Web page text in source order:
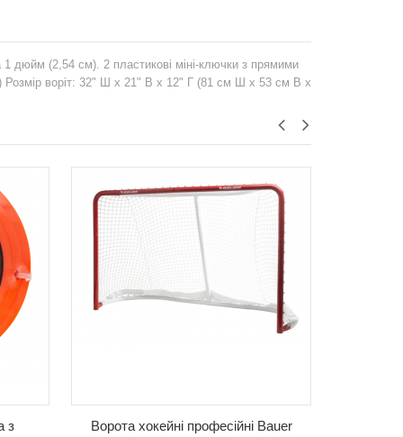
1 дюйм (2,54 см). 2 пластикові міні-ключки з прямими
Розмір воріт: 32" Ш x 21" В x 12" Г (81 см Ш x 53 см В x
з
Ворота хокейні професійні Bauer